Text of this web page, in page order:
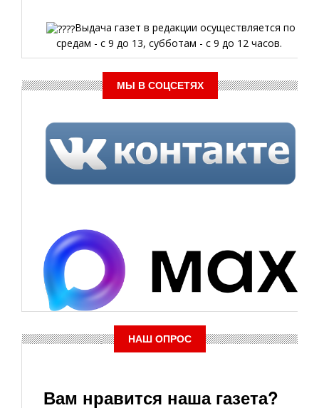
Выдача газет в редакции осуществляется по
средам - с 9 до 13, субботам - с 9 до 12 часов.
МЫ В СОЦСЕТЯХ
НАШ ОПРОС
Вам нравится наша газета?